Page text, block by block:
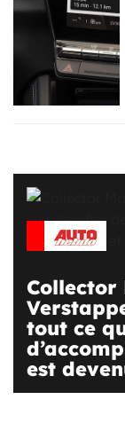
Collector
tout ce
est